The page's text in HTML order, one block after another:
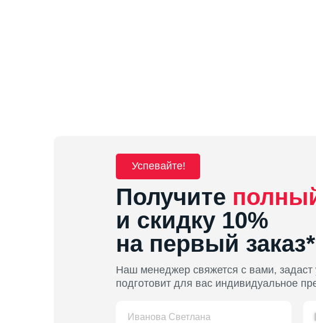
Успевайте!
Наш менеджер свяжется с вами,
подготовит для вас индивидуальное
Получите
и скидку 10%
на первый заказ*